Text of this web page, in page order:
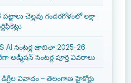
చెల్లవు గందరగోళంలో లక్షా
AI సెంటర్ల జాబితా 2025-26
అడ్మిషన్ సెంటర్ల పూర్తి వివరాలు
డిగ్రీల వివాదం – తెలంగాణ హైకోర్టు